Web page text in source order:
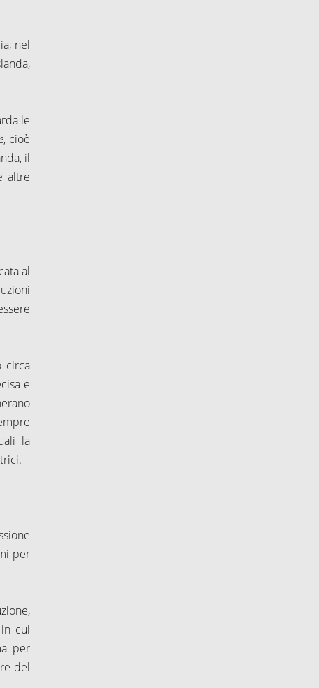
nel
le
, cioè
il
altre
al
circa
e
la
per
cui
per
del